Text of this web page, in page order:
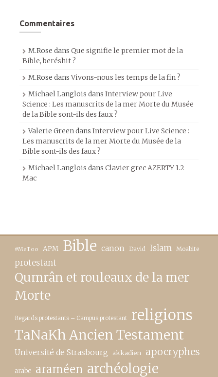
Commentaires
M.Rose dans Que signifie le premier mot de la
Bible, beréshit ?
M.Rose dansVivons-nous les temps de la fin ?
Michael Langlois dans Interview pour Live
Science : Les manuscrits de la mer Morte du Musée
de la Bible sont-ils des faux ?
Valerie Greendans Interview pour Live Science :
Les manuscrits de la mer Morte du Musée de la
Bible sont-ils des faux ?
Michael Langlois dans Clavier grec AZERTY 1.2
Mac
#MeToo APM Bible canon David Islam Moabite
protestant
Qumrân et rouleaux de la mer
Morte
Regards protestants – Campus protestant religions
TaNaKh Ancien Testament
Université de Strasbourg akkadien apocryphes
arabe araméen archéologie